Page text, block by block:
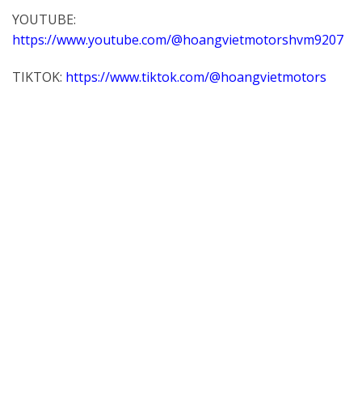
YOUTUBE:
https://www.youtube.com/@hoangvietmotorshvm9207
TIKTOK: https://www.tiktok.com/@hoangvietmotors